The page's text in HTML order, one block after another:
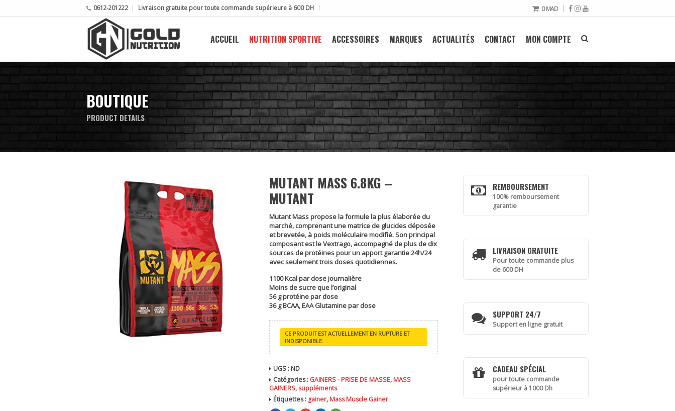
0612-201222 Livraison gratuite pour toute commande supérieure à 600 DH 0MAD
ACCUEIL NUTRITION SPORTIVE ACCESSOIRES MARQUES ACTUALITÉS CONTACT MON COMPTE
BOUTIQUE
PRODUCT DETAILS
MUTANT MASS 6.8KG –
MUTANT
Mutant Mass propose la formule la plus élaborée du
marché, comprenant une matrice de glucides déposée
et brevetée, à poids moléculaire modifié. Son principal
composant est le Vextrago, accompagné de plus de dix
sources de protéines pour un apport garantie 24h/24
avec seulement trois doses quotidiennes.
1100 Kcal par dose journalière
Moins de sucre que l’original
56 g protéine par dose
36 g BCAA, EAA Glutamine par dose
CE PRODUIT EST ACTUELLEMENT EN RUPTURE ET
INDISPONIBLE.
UGS : ND
Catégories : GAINERS - PRISE DE MASSE, MASS
GAINERS, suppléments
Étiquettes : gainer, Mass Muscle Gainer
REMBOURSEMENT
100% remboursement
garantie
LIVRAISON GRATUITE
Pour toute commande plus
de 600 DH
SUPPORT 24/7
Support en ligne gratuit
CADEAU SPÉCIAL
pour toute commande
supérieur à 1000 Dh